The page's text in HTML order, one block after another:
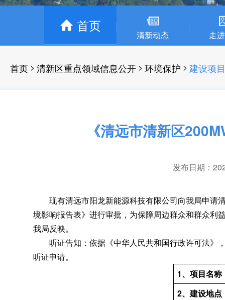
首页
清新动态 走
首页 > 清新区重点领域信息公开 > 环境保护 > 建设项
《清远市清新区
发布日期：
现有清远市阳龙新能源科技有限公司向我局申请
境影响报告表》进行审批，为保障周边群众和群众利
我局反映。
听证告知：依据《中华人民共和国行政许可法》
听证申请。
1、 项目名称
2、 建设地点